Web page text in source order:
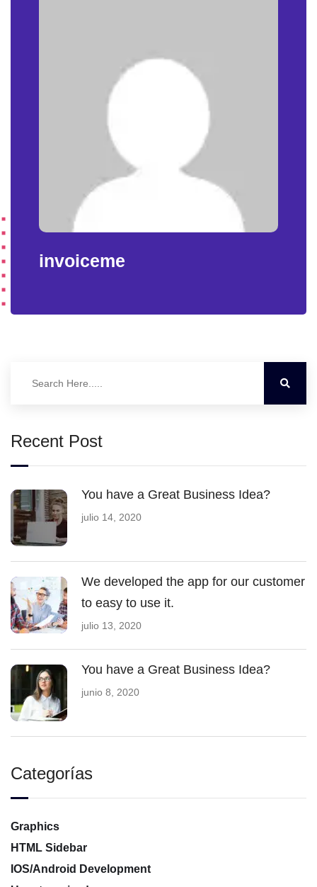
invoiceme
Recent Post
You have a Great Business Idea?
julio 14, 2020
We developed the app for our customer
to easy to use it.
julio 13, 2020
You have a Great Business Idea?
junio 8, 2020
Categorías
Graphics
HTML Sidebar
IOS/Android Development